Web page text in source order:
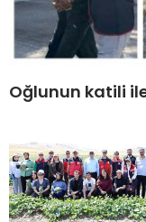
Oğlunun katili